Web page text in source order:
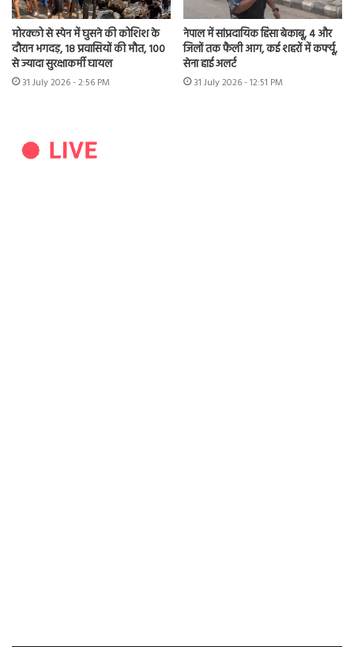
मोरक्को से स्पेन में घुसने की कोशिश के
दौरान भगदड़, 18 प्रवासियों की मौत, 100
से ज्यादा सुरक्षाकर्मी घायल
31 July 2026 - 2:56 PM
नेपाल में सांप्रदायिक हिंसा बेकाबू, 4 और
जिलों तक फैली आग, कई शहरों में कर्फ्यू,
सेना हाई अलर्ट
31 July 2026 - 12:51 PM